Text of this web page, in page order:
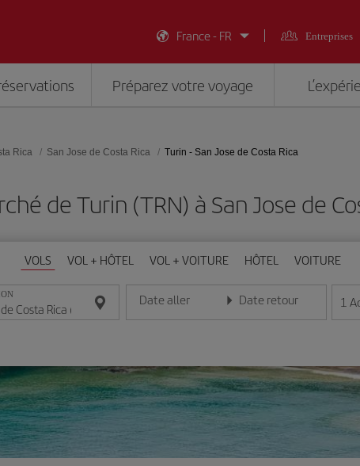
France - FR
Entreprises
Préparez votre voyage
Rica San Jose de Costa Rica Turin - San Jose de Costa Rica
de Turin (TRN) à San Jose de
VOLS VOL + HÔTEL VOL + VOITURE HÔTEL VOITURE
Date aller
Entrez la date au format jour/mois/année
Date retour
Entrez la date au format 1